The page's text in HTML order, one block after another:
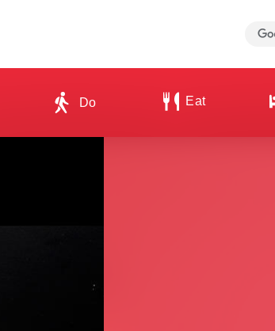
Do Eat